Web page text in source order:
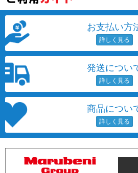
お支払い方
発送につい
商品につい